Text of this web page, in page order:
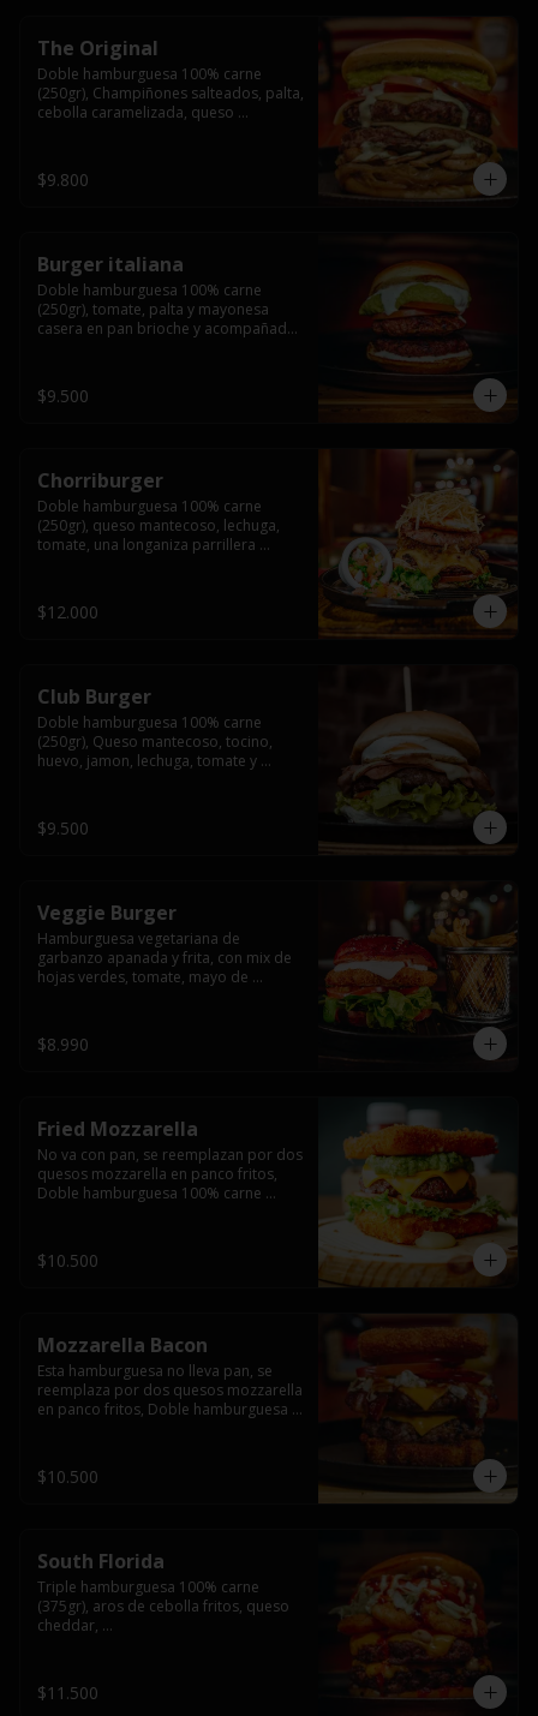
The Original
Doble hamburguesa 100% carne
(250gr), Champiñones salteados, palta,
cebolla caramelizada, queso
fritas.
$9.800
Burger italiana
Doble hamburguesa 100% carne
(250gr), tomate, palta y mayonesa
casera en pan brioche y acompañado
$9.500
Chorriburger
Doble hamburguesa 100% carne
(250gr), queso mantecoso, lechuga,
tomate, una longaniza parrillera
papas fritas.
$12.000
Club Burger
Doble hamburguesa 100% carne
(250gr), Queso mantecoso, tocino,
huevo, jamon, lechuga, tomate y
$9.500
Veggie Burger
Hamburguesa vegetariana de
garbanzo apanada y frita, con mix de
hojas verdes, tomate, mayo de
$8.990
Fried Mozzarella
No va con pan, se reemplazan por dos
quesos mozzarella en panco fritos,
Doble hamburguesa 100% carne
$10.500
Mozzarella Bacon
Esta hamburguesa no lleva pan, se
reemplaza por dos quesos mozzarella
en panco fritos, Doble hamburguesa
salsa BBQ acompañado de papas
fritas.
$10.500
South Florida
Triple hamburguesa 100% carne
(375gr), aros de cebolla fritos, queso
cheddar,
$11.500